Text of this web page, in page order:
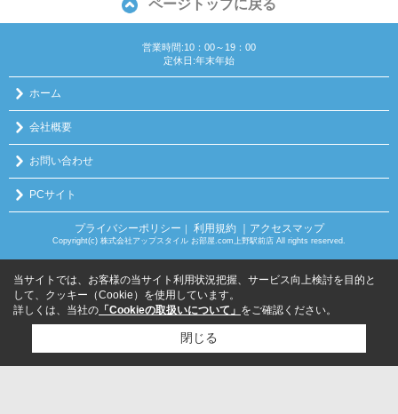
ページトップに戻る
営業時間:10：00～19：00
定休日:年末年始
ホーム
会社概要
お問い合わせ
PCサイト
プライバシーポリシー 利用規約 ｜アクセスマップ
Copyright(c) 株式会社アップスタイル お部屋.com上野駅前店 All rights reserved.
当サイトでは、お客様の当サイト利用状況把握、サービス向上検討を目的と
して、クッキー（Cookie）を使用しています。
詳しくは、当社の 「Cookieの取扱いについて」 をご確認ください。
閉じる